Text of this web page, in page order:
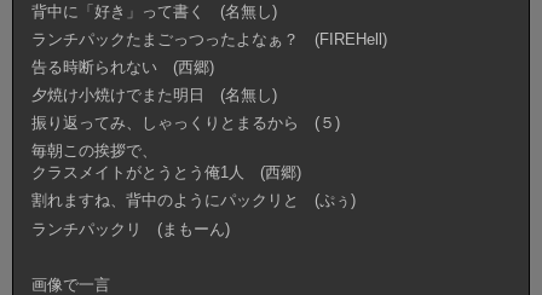
背中に「好き」って書く (名無し)
ランチパックたまごっつったよなぁ？ (FIREHell)
告る時断られない (西郷)
夕焼け小焼けでまた明日 (名無し)
振り返ってみ、しゃっくりとまるから (５)
毎朝この挨拶で、
クラスメイトがとうとう俺1人 (西郷)
割れますね、背中のようにパックリと (ぷぅ)
ランチパックリ (まもーん)
画像で一言